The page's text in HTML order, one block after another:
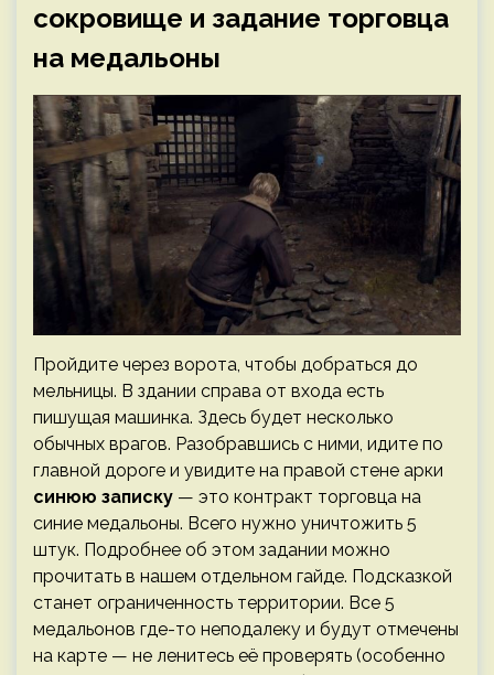
сокровище и задание торговца
на медальоны
Пройдите через ворота, чтобы добраться до
мельницы. В здании справа от входа есть
пишущая машинка. Здесь будет несколько
обычных врагов. Разобравшись с ними, идите по
главной дороге и увидите на правой стене арки
синюю записку — это контракт торговца на
синие медальоны. Всего нужно уничтожить 5
штук. Подробнее об этом задании можно
прочитать в нашем отдельном гайде. Подсказкой
станет ограниченность территории. Все 5
медальонов где-то неподалеку и будут отмечены
на карте — не ленитесь её проверять (особенно